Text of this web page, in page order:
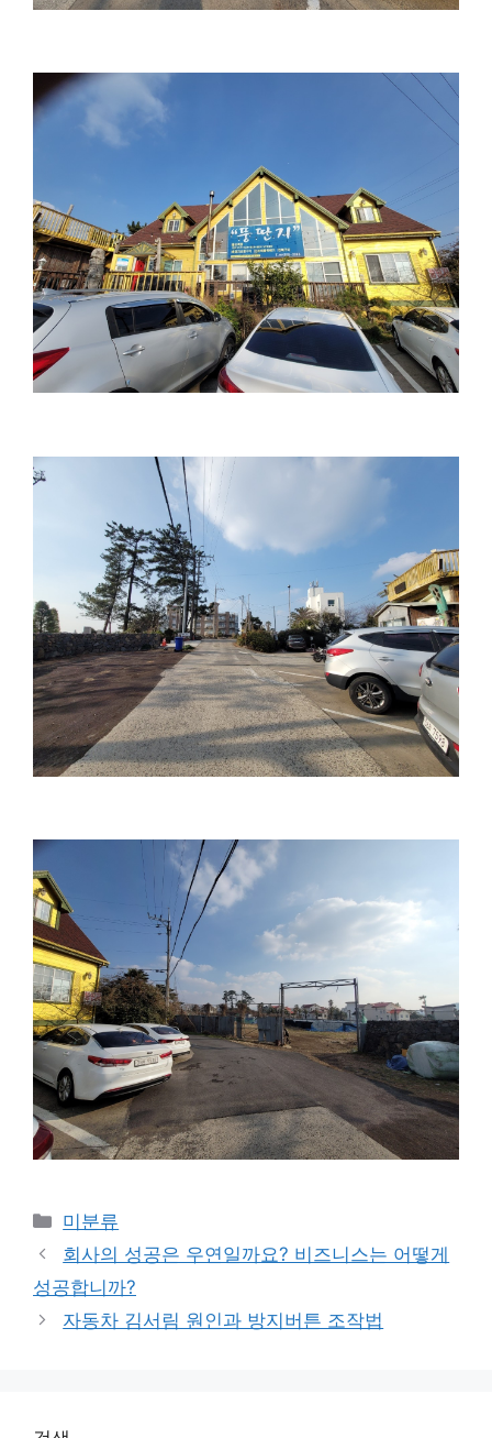
Categories
미분류
회사의 성공은 우연일까요? 비즈니스는 어떻게
성공합니까?
자동차 김서림 원인과 방지버튼 조작법